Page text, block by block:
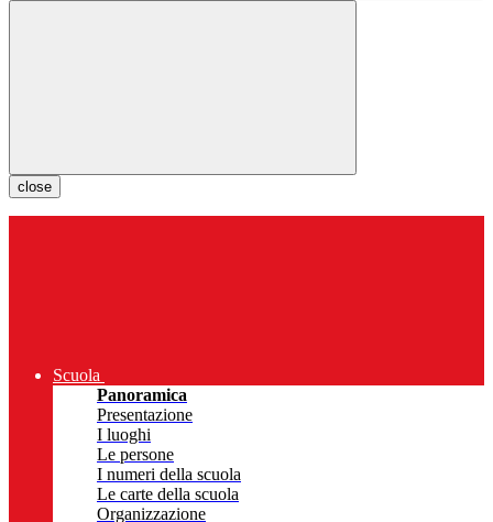
close
Scuola
Panoramica
Presentazione
I luoghi
Le persone
I numeri della scuola
Le carte della scuola
Organizzazione